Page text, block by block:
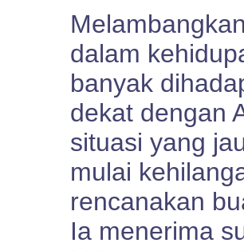
dalam
banyak
dekat dengan
situasi yang
mulai
rencanakan
Ia menerima